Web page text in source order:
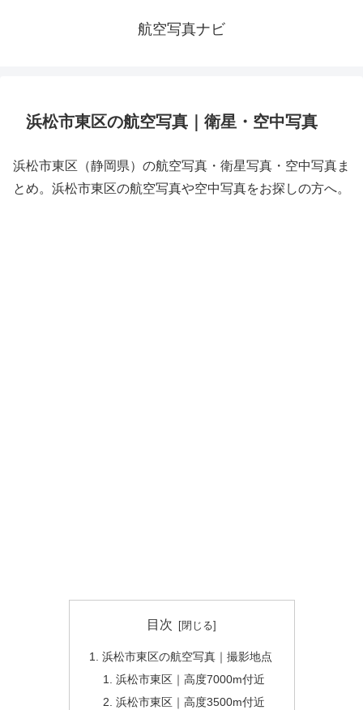
航空写真ナビ
浜松市東区の航空写真｜衛星・空中写真
浜松市東区（静岡県）の航空写真・衛星写真・空中写真ま
とめ。浜松市東区の航空写真や空中写真をお探しの方へ。
目次
浜松市東区の航空写真｜撮影地点
浜松市東区｜高度7000m付近
浜松市東区｜高度3500m付近